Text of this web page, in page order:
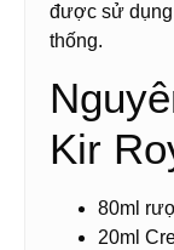
được sử dụng
thống.
Kir
80ml
20ml